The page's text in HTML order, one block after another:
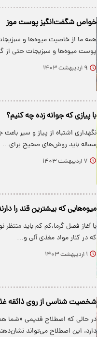
خواص شگفت‌انگیز پوست موز
همه ما از خاصیت میوه‌ها و
پوست میوه‌ها و سبزیجات حتی
۹ اردیبهشت ۱۴۰۳
با پیازی که جوانه زده چه کنیم؟
نگهداری اشتباه از پیاز و سیر
مساله باید روش‌های صحیح برای…
۷ اردیبهشت ۱۴۰۳
میوه‌هایی که بیشترین قند را
با آغاز فصل گرما،‌کم کم باید منتظر
که در کنار مواد مغذی آلی و…
۱ اردیبهشت ۱۴۰۳
شخصیت شناسی از روی ذائقه
در حالی که اصطلاح قدیمی «شما
دارد، این اصطلاح می‌تواند